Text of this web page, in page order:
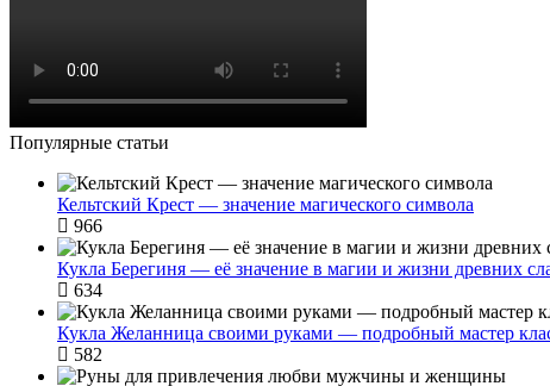
Популярные статьи
Кельтский Крест — значение магического символа
966
Кукла Берегиня — её значение в магии и жизни древних
634
Кукла Желанница своими руками — подробный мастер
582